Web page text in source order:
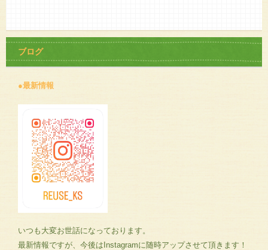
ブログ
●最新情報
いつも大変お世話になっております。
最新情報ですが、今後はInstagramに随時アップさせて頂きます！